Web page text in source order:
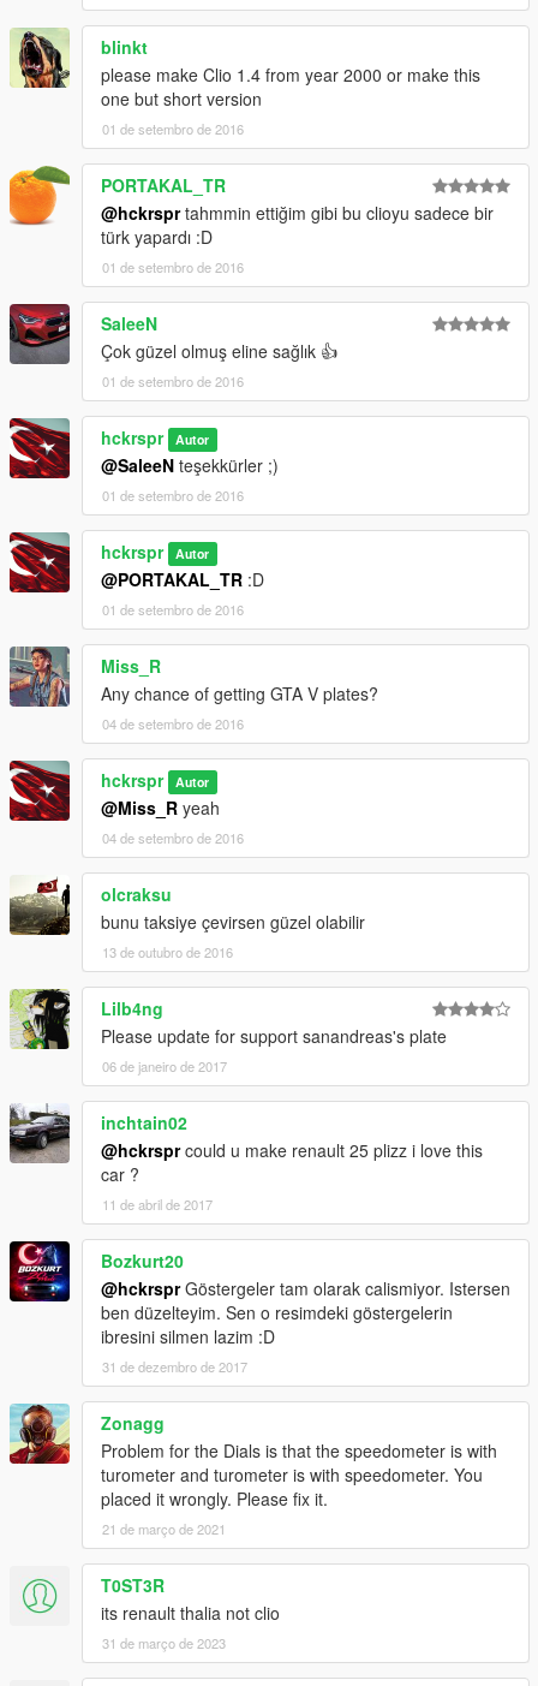
blinkt
please make Clio 1.4 from year 2000 or make this
one but short version
01 de setembro de 2016
PORTAKAL_TR
@hckrsprtahmmin ettiğim gibi bu clioyu sadece bir
türk yapardı :D
01 de setembro de 2016
SaleeN
Çok güzel olmuş eline sağlık 👍
01 de setembro de 2016
hckrspr Autor
@SaleeN teşekkürler ;)
01 de setembro de 2016
hckrspr Autor
@PORTAKAL_TR :D
01 de setembro de 2016
Miss_R
Any chance of getting GTA V plates?
04 de setembro de 2016
hckrspr Autor
@Miss_R yeah
04 de setembro de 2016
olcraksu
bunu taksiye çevirsen güzel olabilir
13 de outubro de 2016
Lilb4ng
Please update for support sanandreas's plate
06 de janeiro de 2017
inchtain02
@hckrsprcould u make renault 25 plizz i love this
car ?
11 de abril de 2017
Bozkurt20
@hckrsprGöstergeler tam olarak calismiyor. Istersen
ben düzelteyim. Sen o resimdeki göstergelerin
ibresini silmen lazim :D
31 de dezembro de 2017
Zonagg
Problem for the Dials is that the speedometer is with
turometer and turometer is with speedometer. You
placed it wrongly. Please fix it.
21 de março de 2021
T0ST3R
its renault thalia not clio
31 de março de 2023